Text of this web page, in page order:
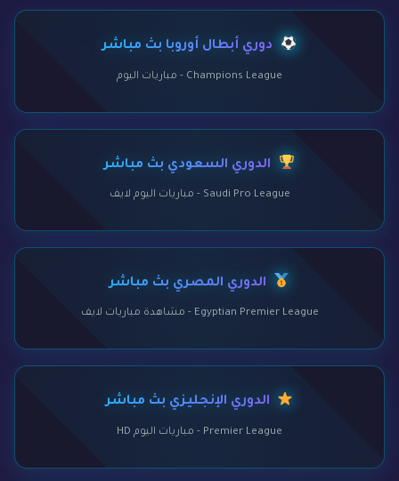
دوري أبطال أوروبا بث مباشر
Champions League - مباريات اليوم
الدوري السعودي بث مباشر
Saudi Pro League - مباريات اليوم لايف
الدوري المصري بث مباشر
Egyptian Premier League - مشاهدة مباريات لايف
الدوري الإنجليزي بث مباشر
Premier League - مباريات اليوم HD